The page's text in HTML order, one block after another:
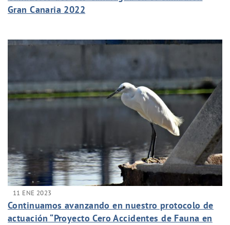
Gran Canaria 2022
11 ENE 2023
Continuamos avanzando en nuestro protocolo de
actuación “Proyecto Cero Accidentes de Fauna en